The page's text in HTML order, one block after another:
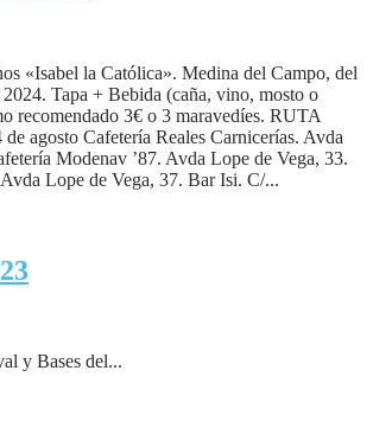
«Isabel la Católica». Medina del Campo, del
2024. Tapa + Bebida (caña, vino, mosto o
recomendado 3€ o 3 maravedíes. RUTA
agosto Cafetería Reales Carnicerías. Avda
Modenav ’87. Avda Lope de Vega, 33.
Lope de Vega, 37. Bar Isi. C/...
y Bases del...